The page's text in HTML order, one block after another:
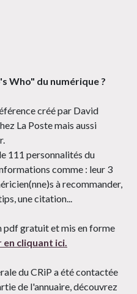
Who" du numérique ?
créé par David
La Poste mais aussi
111 personnalités du
comme : leur 3
à recommander,
une citation...
pdf gratuit et mis en forme
cliquant ici.
du CRiP a été contactée
de l'annuaire, découvrez